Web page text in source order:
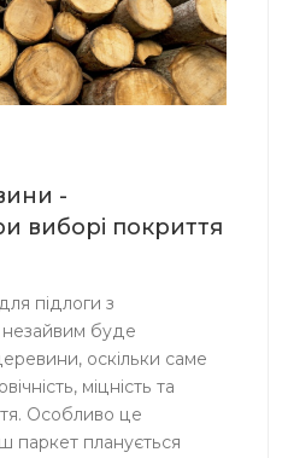
-
виборі покриття
підлоги з
буде
оскільки саме
міцність та
Особливо це
паркет планується